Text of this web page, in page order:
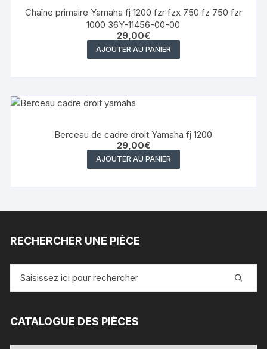
Chaîne primaire Yamaha fj 1200 fzr fzx 750 fz 750 fzr
1000 36Y-11456-00-00
29,00€
AJOUTER AU PANIER
Berceau de cadre droit Yamaha fj 1200
29,00€
AJOUTER AU PANIER
RECHERCHER UNE PIÈCE
pour
CATALOGUE DES PIÈCES